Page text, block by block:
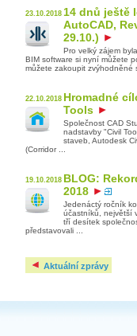
23.10.2018 14 dnů ještě
AutoCAD,
29.10.)
Pro velký zájem
BIM software si nyní můžete
můžete zakoupit zvýhodněné
22.10.2018 Hromadné
Tools
Společnost CAD
nadstavby "Civil
staveb, Autodesk
(Corridor ...
19.10.2018 BLOG:
2018
Jedenáctý ročník
účastníků, největší
tří desítek
představovali ...
Aktuální zprávy